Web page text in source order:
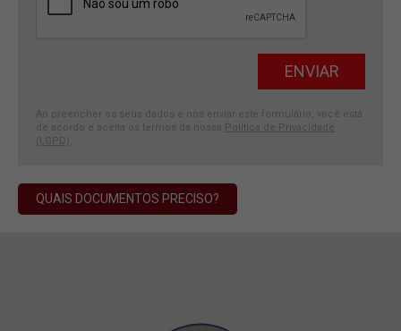
Ao preencher os seus dados e nos enviar este formulário, você está
de acordo e aceita os termos da nossa Política de Privacidade
(LGPD)
QUAIS DOCUMENTOS PRECISO?